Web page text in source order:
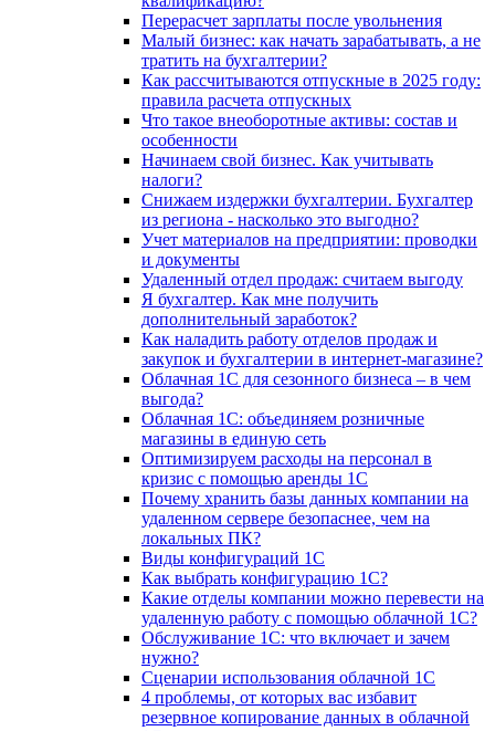
Перерасчет зарплаты после увольнения
Малый бизнес: как начать зарабатывать, а не
тратить на бухгалтерии?
Как рассчитываются отпускные в 2025 году:
правила расчета отпускных
Что такое внеоборотные активы: состав и
особенности
Начинаем свой бизнес. Как учитывать
налоги?
Снижаем издержки бухгалтерии. Бухгалтер
из региона - насколько это выгодно?
Учет материалов на предприятии: проводки
и документы
Удаленный отдел продаж: считаем выгоду
Я бухгалтер. Как мне получить
дополнительный заработок?
Как наладить работу отделов продаж и
закупок и бухгалтерии в интернет-магазине?
Облачная 1С для сезонного бизнеса – в чем
выгода?
Облачная 1С: объединяем розничные
магазины в единую сеть
Оптимизируем расходы на персонал в
кризис с помощью аренды 1С
Почему хранить базы данных компании на
удаленном сервере безопаснее, чем на
локальных ПК?
Виды конфигураций 1С
Как выбрать конфигурацию 1С?
Какие отделы компании можно перевести на
удаленную работу с помощью облачной 1С?
Обслуживание 1С: что включает и зачем
нужно?
Сценарии использования облачной 1С
4 проблемы, от которых вас избавит
резервное копирование данных в облачной